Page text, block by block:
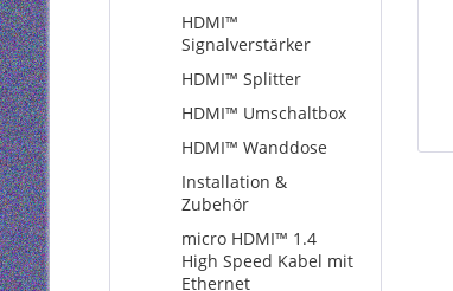
HDMI™
Signalverstärker
HDMI™ Splitter
HDMI™ Umschaltbox
HDMI™ Wanddose
Installation &
Zubehör
micro HDMI™ 1.4
High Speed Kabel mit
Ethernet